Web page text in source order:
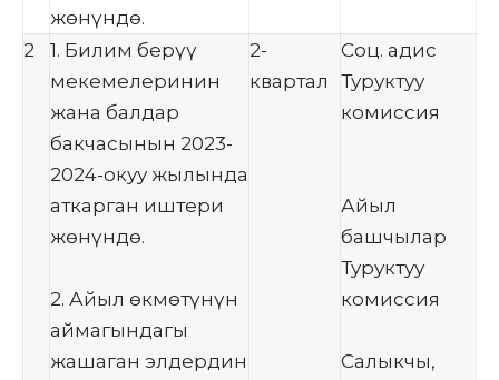
жөнүндө.
2
1. Билим берүү
мекемелеринин
жана балдар
бакчасынын 2023-
2024-окуу жылында
аткарган иштери
жөнүндө.
2. Айыл өкмөтүнүн
аймагындагы
жашаган элдердин
2-
квартал
Соц. адис
Туруктуу
комиссия
Айыл
башчылар
Туруктуу
комиссия
Салыкчы,